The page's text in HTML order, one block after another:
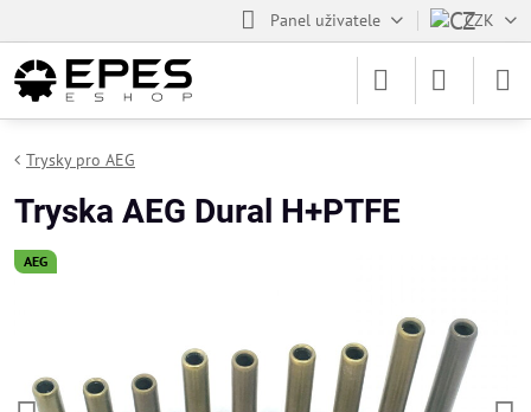
Panel uživatele CZK
AEG
Trysky pro AEG
Tryska AEG Dural H+PTFE